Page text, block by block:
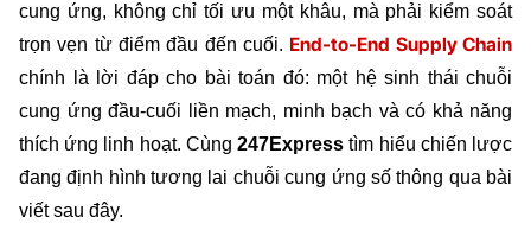
cung ứng, không chỉ tối ưu một khâu, mà phải kiểm soát
trọn vẹn từ điểm đầu đến cuối. End-to-End Supply Chain
chính là lời đáp cho bài toán đó: một hệ sinh thái chuỗi
cung ứng đầu-cuối liền mạch, minh bạch và có khả năng
thích ứng linh hoạt. Cùng 247Express tìm hiểu chiến lược
đang định hình tương lai chuỗi cung ứng số thông qua bài
viết sau đây.